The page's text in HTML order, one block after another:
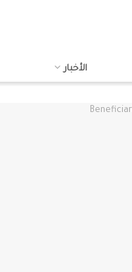
الأخبار